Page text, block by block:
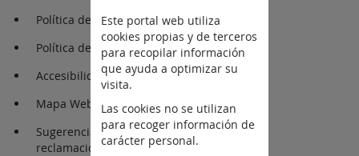
Política de Cookies
Política de Privacidad
Accesibilidad
Mapa Web
Sugerencias y
reclamaciones
Este portal web utiliza
cookies propias y de terceros
para recopilar información
que ayuda a optimizar su
visita.
Las cookies no se utilizan
para recoger información de
carácter personal.